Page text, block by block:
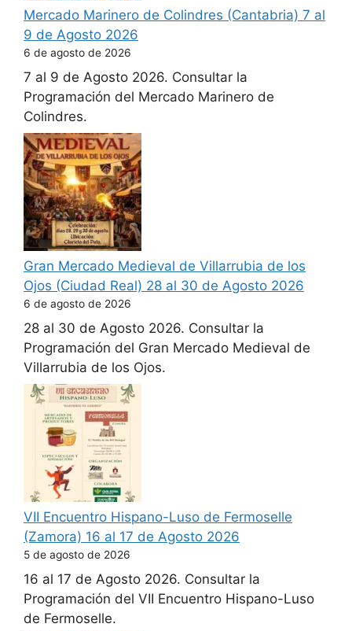
Mercado Marinero de Colindres (Cantabria) 7 al
9 de Agosto 2026
6 de agosto de 2026
7 al 9 de Agosto 2026. Consultar la
Programación del Mercado Marinero de
Colindres.
Gran Mercado Medieval de Villarrubia de los
Ojos (Ciudad Real) 28 al 30 de Agosto 2026
6 de agosto de 2026
28 al 30 de Agosto 2026. Consultar la
Programación del Gran Mercado Medieval de
Villarrubia de los Ojos.
VII Encuentro Hispano-Luso de Fermoselle
(Zamora) 16 al 17 de Agosto 2026
5 de agosto de 2026
16 al 17 de Agosto 2026. Consultar la
Programación del VII Encuentro Hispano-Luso
de Fermoselle.